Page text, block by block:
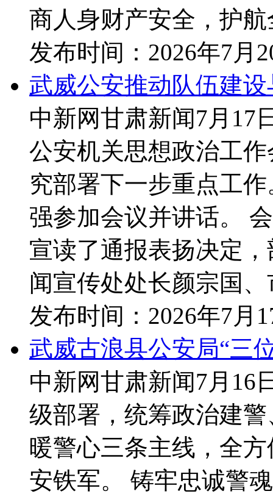
商人身财产安全，护
发布时间： 2026年7月
武威公安推动队伍建
中新网甘肃新闻7月17
公安机关思想政治工
究部署下一步重点工
强参加会议并讲话。
宣读了通报表扬决定
闻宣传处处长颜宗国
发布时间： 2026年7月
武威古浪县公安局“三
中新网甘肃新闻7月16
级部署，统筹政治建
暖警心三条主线，全
安铁军。 铸牢忠诚警